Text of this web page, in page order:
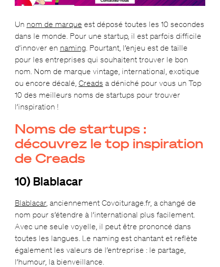
Un nom de marque est déposé toutes les 10 secondes
dans le monde. Pour une startup, il est parfois difficile
d’innover en naming . Pourtant, l’enjeu est de taille
pour les entreprises qui souhaitent trouver le bon
nom. Nom de marque vintage, international, exotique
ou encore décalé, Creads a déniché pour vous un Top
10 des meilleurs noms de startups pour trouver
l’inspiration !
Noms de startups :
découvrez le top inspiration
de Creads
10) Blablacar
Blablacar, anciennement Covoiturage.fr, a changé de
nom pour s’étendre à l’international plus facilement.
Avec une seule voyelle, il peut être prononcé dans
toutes les langues. Le naming est chantant et reflète
également les valeurs de l’entreprise : le partage,
l’humour, la bienveillance.